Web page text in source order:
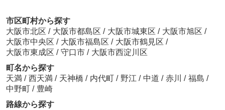
市区町村から探す
大阪市北区 / 大阪市都島区 / 大阪市城東区 / 大阪市旭区 /
大阪市中央区 / 大阪市福島区 / 大阪市鶴見区 /
大阪市東成区 / 守口市 / 大阪市西淀川区
町名から探す
天満 / 西天満 / 天神橋 / 内代町 / 野江 / 中道 / 赤川 / 福島 /
中野町 / 豊崎
路線から探す